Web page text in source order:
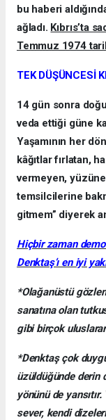
bu haberi
ağladı. Kıbrıs’ta
Temmuz 1974
TEK DÜŞÜNCESİ
14 gün sonra
veda ettiği güne
Yaşamının her
kâğıtlar fırlatan,
vermeyen,
temsilcilerine
gitmem” diyerek
Hiçbir zaman
Denktaş’ı en iyi
*Olağanüstü
sanatına olan
gibi birçok
*Denktaş çok
üzüldüğünde derin
yönünü de
sever, kendi